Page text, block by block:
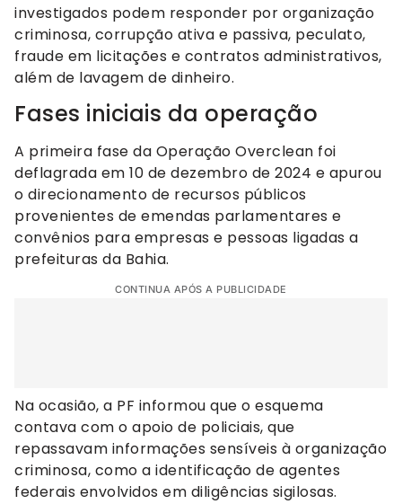
investigados podem responder por organização
criminosa, corrupção ativa e passiva, peculato,
fraude em licitações e contratos administrativos,
além de lavagem de dinheiro.
Fases iniciais da operação
A primeira fase da Operação Overclean foi
deflagrada em 10 de dezembro de 2024 e apurou
o direcionamento de recursos públicos
provenientes de emendas parlamentares e
convênios para empresas e pessoas ligadas a
prefeituras da Bahia.
CONTINUA APÓS A PUBLICIDADE
Na ocasião, a PF informou que o esquema
contava com o apoio de policiais, que
repassavam informações sensíveis à organização
criminosa, como a identificação de agentes
federais envolvidos em diligências sigilosas.